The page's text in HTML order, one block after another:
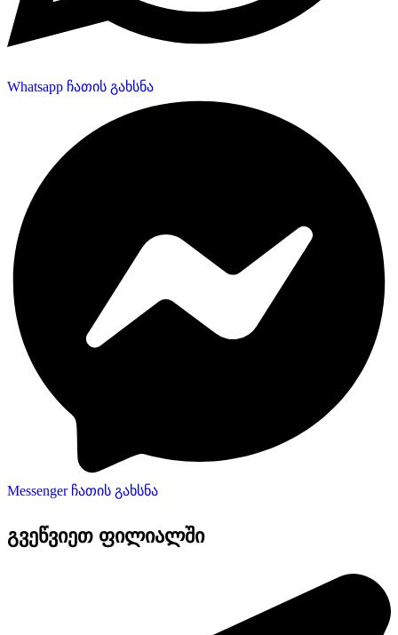
Whatsapp ჩათის გახსნა
Messenger ჩათის გახსნა
გვეწვიეთ ფილიალში​